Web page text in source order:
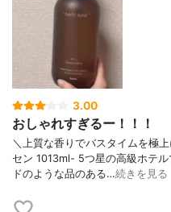
3.00
おしゃれすぎるー！！！
＼上質な香りでバスタイムを極
セン 1013ml- 5つ星の高級ホテ
ドのような品のある…続きを見る